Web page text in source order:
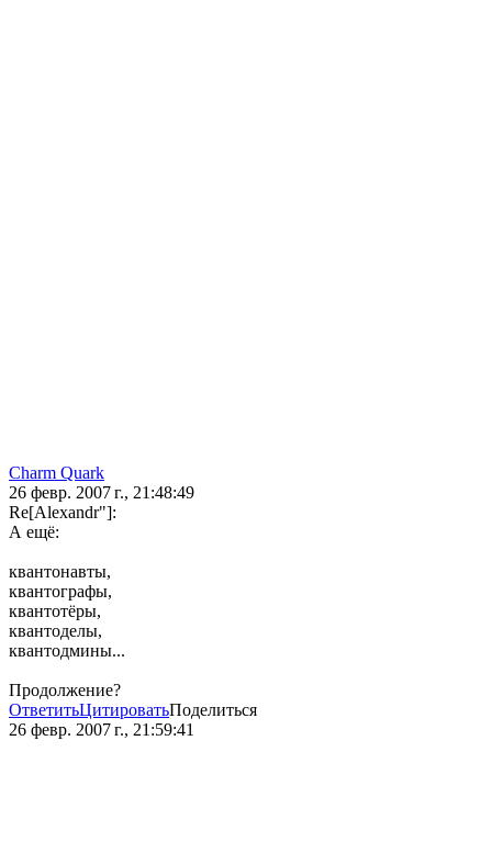
Charm Quark
26 февр. 2007 г., 21:48:49
Re[Alexandr"]:
А ещё:
квантонавты,
квантографы,
квантотёры,
квантоделы,
квантодмины...
Продолжение?
ОтветитьЦитироватьПоделиться
26 февр. 2007 г., 21:59:41